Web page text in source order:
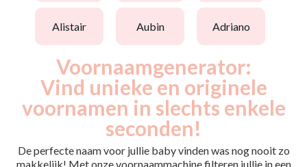
alistair aubin adriano
Voornaamgenerator:
Vind unieke en originele
voornamen in slechts enkele
seconden!
De perfecte naam voor jullie baby vinden was nog nooit zo
makkelijk! Met onze voornaammachine filteren jullie in een